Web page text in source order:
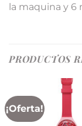
la maquina y 6
PRODUCTOS
¡Oferta!